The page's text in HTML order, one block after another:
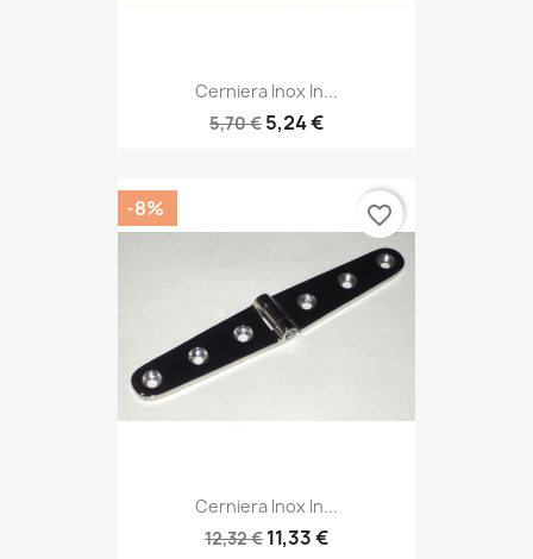
Cerniera Inox In...
5,70 € 5,24 €
Cerniera Inox In...
12,32 € 11,33 €
-8% favorite_border